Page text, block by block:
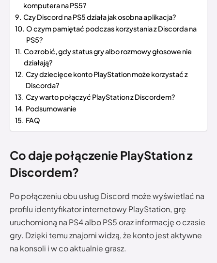
komputera na PS5?
Czy Discord na PS5 działa jak osobna aplikacja?
O czym pamiętać podczas korzystania z Discorda na
PS5?
Co zrobić, gdy status gry albo rozmowy głosowe nie
działają?
Czy dziecięce konto PlayStation może korzystać z
Discorda?
Czy warto połączyć PlayStation z Discordem?
Podsumowanie
FAQ
Co daje połączenie PlayStation z
Discordem?
Po połączeniu obu usług Discord może wyświetlać na
profilu identyfikator internetowy PlayStation, grę
uruchomioną na PS4 albo PS5 oraz informację o czasie
gry. Dzięki temu znajomi widzą, że konto jest aktywne
na konsoli i w co aktualnie grasz.